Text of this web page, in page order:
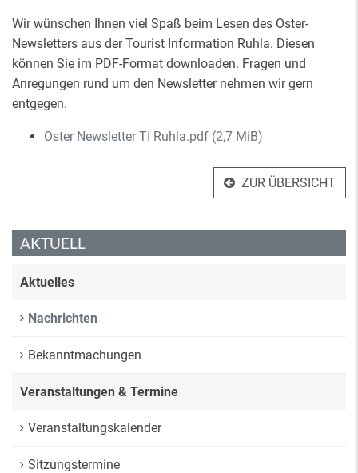
Wir wünschen Ihnen viel Spaß beim Lesen des Oster-
Newsletters aus der Tourist Information Ruhla. Diesen
können Sie im PDF-Format downloaden. Fragen und
Anregungen rund um den Newsletter nehmen wir gern
entgegen.
Oster Newsletter TI Ruhla.pdf (2,7 MiB)
ZUR ÜBERSICHT
AKTUELL
Aktuelles
Nachrichten
Bekanntmachungen
Veranstaltungen & Termine
Veranstaltungskalender
Sitzungstermine